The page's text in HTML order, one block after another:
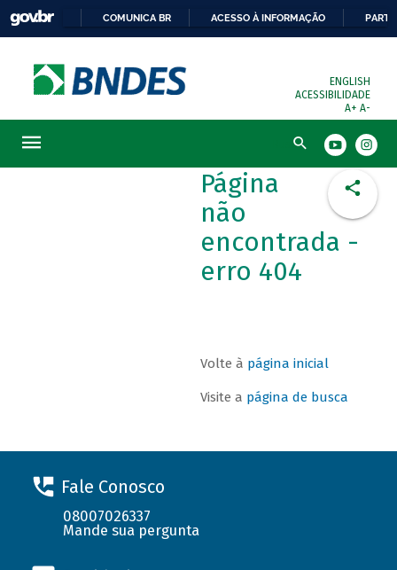
COMUNICA BR ACESSO À INFORMAÇÃO
ENGLISH
ACESSIBILIDADE
A+ A-
Busca
Página
não
encontrada -
erro 404
Volte à página inicial
Visite a página de busca
Fale Conosco
08007026337
Mande sua pergunta